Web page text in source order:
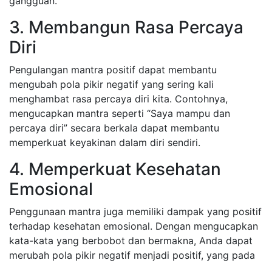
3. Membangun Rasa Percaya
Diri
Pengulangan mantra positif dapat membantu
mengubah pola pikir negatif yang sering kali
menghambat rasa percaya diri kita. Contohnya,
mengucapkan mantra seperti “Saya mampu dan
percaya diri” secara berkala dapat membantu
memperkuat keyakinan dalam diri sendiri.
4. Memperkuat Kesehatan
Emosional
Penggunaan mantra juga memiliki dampak yang positif
terhadap kesehatan emosional. Dengan mengucapkan
kata-kata yang berbobot dan bermakna, Anda dapat
merubah pola pikir negatif menjadi positif, yang pada